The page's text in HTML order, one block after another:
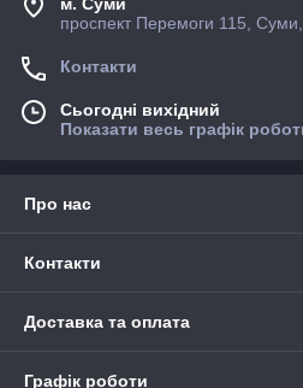
проспект Перемоги 115, Суми,
Контакти
Сьогодні вихідний
Показати весь графік
Про нас
Контакти
Доставка та оплата
Графік роботи